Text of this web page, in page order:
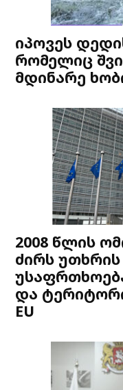
იპოვეს
რომელიც
მდინარე
2008 წლის
ძირს
და
EU